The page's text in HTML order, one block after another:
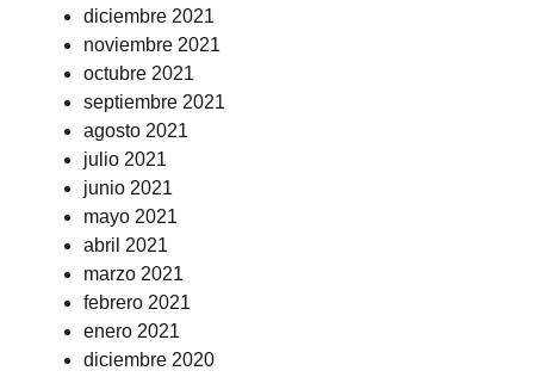
diciembre 2021
noviembre 2021
octubre 2021
septiembre 2021
agosto 2021
julio 2021
junio 2021
mayo 2021
abril 2021
marzo 2021
febrero 2021
enero 2021
diciembre 2020